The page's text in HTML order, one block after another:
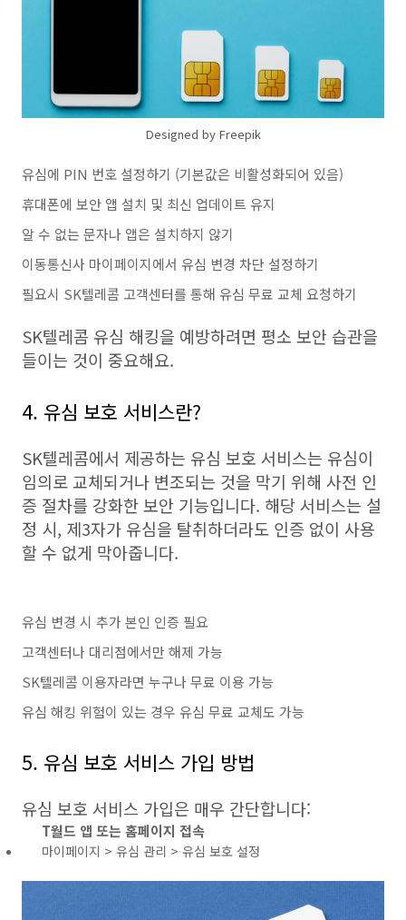
Designed by Freepik
유심에 PIN 번호 설정하기 (기본값은 비활성화되어 있음)
휴대폰에 보안 앱 설치 및 최신 업데이트 유지
알 수 없는 문자나 앱은 설치하지 않기
이동통신사 마이페이지에서 유심 변경 차단 설정하기
필요시 SK텔레콤 고객센터를 통해 유심 무료 교체 요청하기
SK텔레콤 유심 해킹을 예방하려면 평소 보안 습관을
들이는 것이 중요해요.
4. 유심 보호 서비스란?
SK텔레콤에서 제공하는 유심 보호 서비스는 유심이
임의로 교체되거나 변조되는 것을 막기 위해 사전 인
증 절차를 강화한 보안 기능입니다. 해당 서비스는 설
정 시, 제3자가 유심을 탈취하더라도 인증 없이 사용
할 수 없게 막아줍니다.
유심 변경 시 추가 본인 인증 필요
고객센터나 대리점에서만 해제 가능
SK텔레콤 이용자라면 누구나 무료 이용 가능
유심 해킹 위험이 있는 경우 유심 무료 교체도 가능
5. 유심 보호 서비스 가입 방법
유심 보호 서비스 가입은 매우 간단합니다:
T월드 앱 또는 홈페이지 접속
마이페이지 > 유심 관리 > 유심 보호 설정